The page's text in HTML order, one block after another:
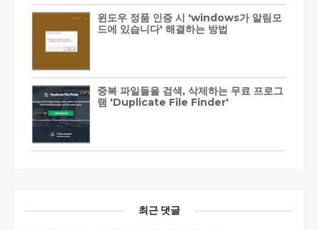
윈도우 정품 인증 시 'windows가 알림모
드에 있습니다' 해결하는 방법
중복 파일들을 검색, 삭제하는 무료 프로그
램 'Duplicate File Finder'
최근 댓글